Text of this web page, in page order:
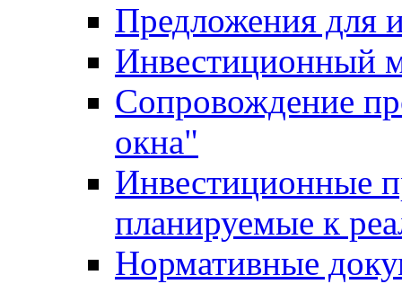
Предложения для
Инвестиционный
Сопровождение
окна"
Инвестиционные
планируемые к
Нормативные